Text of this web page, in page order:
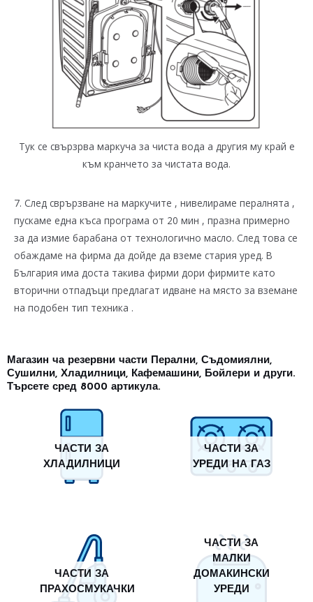
Тук се свързрва маркуча за чиста вода а другия му край е
към кранчето за чистата вода.
7. След сврързване на маркучите , нивелираме пералнята ,
пускаме една къса програма от 20 мин , празна примерно
за да измие барабана от технологично масло. След това се
обаждаме на фирма да дойде да вземе стария уред. В
България има доста такива фирми дори фирмите като
вторични отпадъци предлагат идване на място за вземане
на подобен тип техника .
Магазин ча резервни части Перални, Съдомиялни,
Сушилни, Хладилници, Кафемашини, Бойлери и други.
Търсете сред 8000 артикула.
ЧАСТИ ЗА
ХЛАДИЛНИЦИ
ЧАСТИ ЗА
УРЕДИ НА ГАЗ
ЧАСТИ ЗА
ПРАХОСМУКАЧКИ
ЧАСТИ ЗА
МАЛКИ
ДОМАКИНСКИ
УРЕДИ